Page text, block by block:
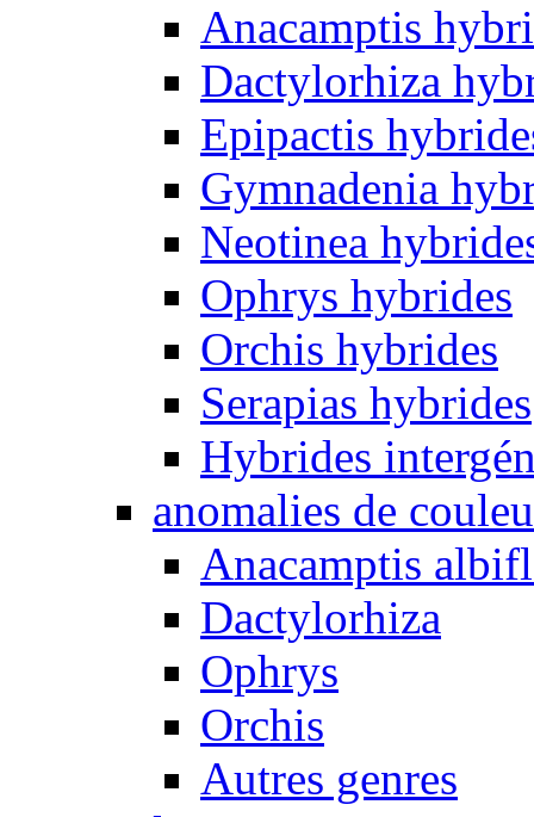
Anacamptis
Dactylorhiza
Epipactis
Gymnadenia
Neotinea
Ophrys hybrides
Orchis hybrides
Serapias hybrides
Hybrides
anomalies de
Anacamptis
Dactylorhiza
Ophrys
Orchis
Autres genres